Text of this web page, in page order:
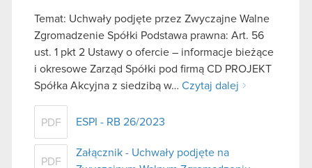
Temat: Uchwały podjęte przez Zwyczajne Walne
Zgromadzenie Spółki Podstawa prawna: Art. 56
ust. 1 pkt 2 Ustawy o ofercie – informacje bieżące
i okresowe Zarząd Spółki pod firmą CD PROJEKT
Spółka Akcyjna z siedzibą w… Czytaj dalej
PDF ESPI - RB 26/2023
PDF
Załącznik - Uchwały podjęte na